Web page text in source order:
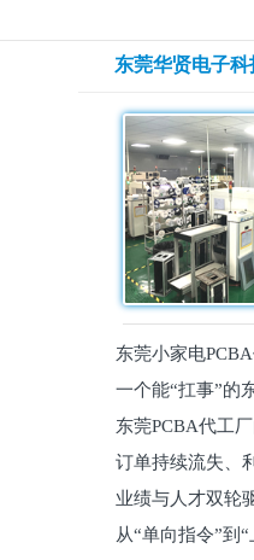
东莞华贤电子
东莞小家电
员工一个能“扛事”的
东莞PCBA代工
维锁客法则
订单持续流失、
理死穴必须堵住
业绩与人才双轮
从“单向指令”到